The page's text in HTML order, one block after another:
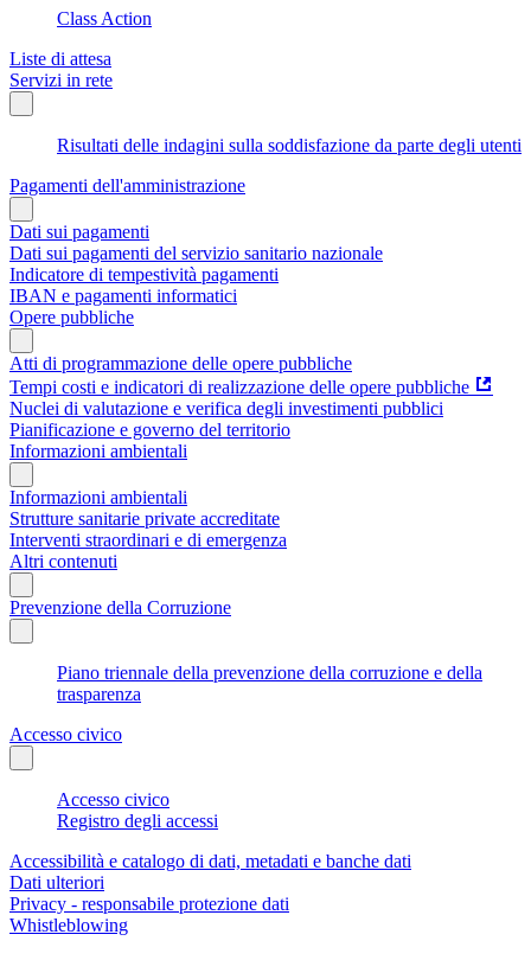
Class Action
Liste di attesa
Servizi in rete
Risultati delle indagini sulla soddisfazione da parte degli utenti
Pagamenti dell'amministrazione
Dati sui pagamenti
Dati sui pagamenti del servizio sanitario nazionale
Indicatore di tempestività pagamenti
IBAN e pagamenti informatici
Opere pubbliche
Atti di programmazione delle opere pubbliche
Tempi costi e indicatori di realizzazione delle opere pubbliche
Nuclei di valutazione e verifica degli investimenti pubblici
Pianificazione e governo del territorio
Informazioni ambientali
Informazioni ambientali
Strutture sanitarie private accreditate
Interventi straordinari e di emergenza
Altri contenuti
Prevenzione della Corruzione
Piano triennale della prevenzione della corruzione e della
trasparenza
Accesso civico
Accesso civico
Registro degli accessi
Accessibilità e catalogo di dati, metadati e banche dati
Dati ulteriori
Privacy - responsabile protezione dati
Whistleblowing